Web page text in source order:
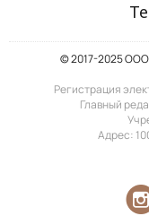
© 2017-2025 ООО
Регистрация
Главный
Адрес: